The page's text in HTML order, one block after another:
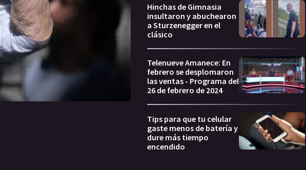
Hinchas de Gimnasia
insultaron y abuchearon
a Sturzenegger en el
clásico
Telenueve Amanece: En
febrero se desplomaron
las ventas - Programa del
26 de febrero de 2024
Tips para que tu celular
gaste menos de batería y
dure más tiempo
encendido